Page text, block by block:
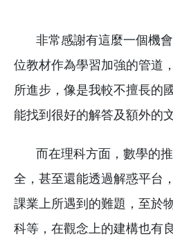
非常感謝有這麼一個機
位教材作為學習加強的管道
所進步，像是我較不擅長的
能找到很好的解答及額外的
而在理科方面，數學的
全，甚至還能透過解惑平台
課業上所遇到的難題，至於
科等，在觀念上的建構也有